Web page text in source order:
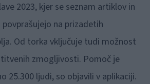
2023, kjer se seznam artiklov in
na prizadetih
Od torka vključuje tudi možnost
zmogljivosti. Pomoč je
25.300 ljudi, so objavili v aplikaciji.